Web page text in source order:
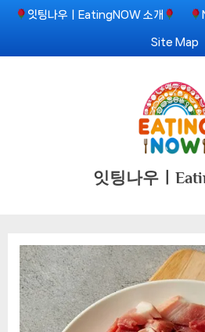
Skip
content
잇팅나우ㅣEatingNOW 소개
Site Map
잇팅나우ㅣ